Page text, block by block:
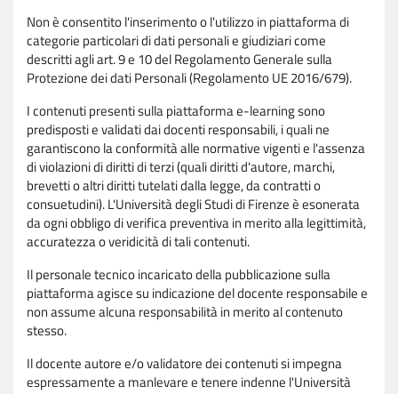
Non è consentito l'inserimento o l'utilizzo in piattaforma di
categorie particolari di dati personali e giudiziari come
descritti agli art. 9 e 10 del Regolamento Generale sulla
Protezione dei dati Personali (Regolamento UE 2016/679).
I contenuti presenti sulla piattaforma e-learning sono
predisposti e validati dai docenti responsabili, i quali ne
garantiscono la conformità alle normative vigenti e l'assenza
di violazioni di diritti di terzi (quali diritti d'autore, marchi,
brevetti o altri diritti tutelati dalla legge, da contratti o
consuetudini). L'Università degli Studi di Firenze è esonerata
da ogni obbligo di verifica preventiva in merito alla legittimità,
accuratezza o veridicità di tali contenuti.
Il personale tecnico incaricato della pubblicazione sulla
piattaforma agisce su indicazione del docente responsabile e
non assume alcuna responsabilità in merito al contenuto
stesso.
Il docente autore e/o validatore dei contenuti si impegna
espressamente a manlevare e tenere indenne l'Università